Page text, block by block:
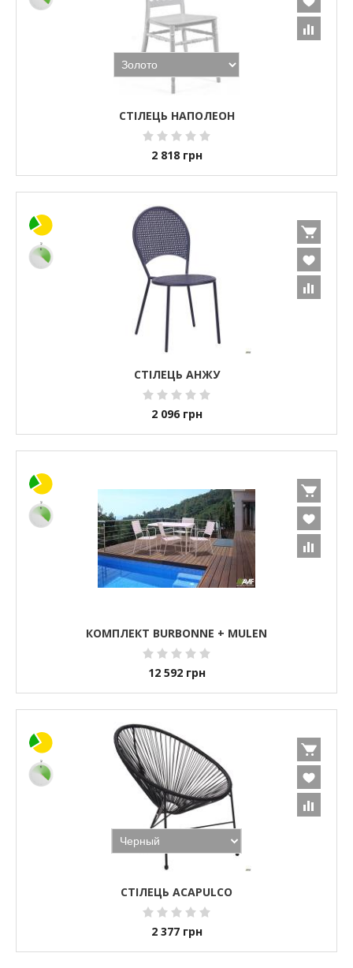
СТІЛЕЦЬ НАПОЛЕОН
2 818 грн
СТІЛЕЦЬ АНЖУ
2 096 грн
КОМПЛЕКТ BURBONNE + MULEN
12 592 грн
СТІЛЕЦЬ ACAPULCO
2 377 грн